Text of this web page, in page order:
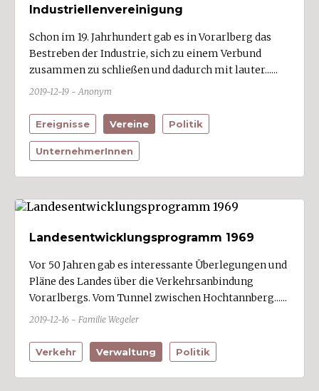
Industriellenvereinigung
Schon im 19. Jahrhundert gab es in Vorarlberg das
Bestreben der Industrie, sich zu einem Verbund
zusammen zu schließen und dadurch mit lauter......
2019-12-19 - Anonym
Ereignisse Vereine Politik
UnternehmerInnen
Landesentwicklungsprogramm 1969
Vor 50 Jahren gab es interessante Überlegungen und
Pläne des Landes über die Verkehrsanbindung
Vorarlbergs. Vom Tunnel zwischen Hochtannberg......
2019-12-16 - Familie Wegeler
Verkehr Verwaltung Politik